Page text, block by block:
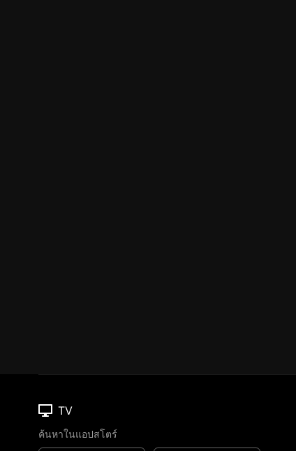
TV
ค้นหาในแอปสโตร์